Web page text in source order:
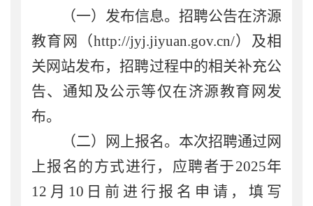
（一）发布信息。 招聘公告在济源
教育网（http://jyj.jiyuan.gov.cn/） 及相
关网站发布，招聘过程中的相关补充公
告、通知及公示等仅在济源教育网发
布。
（二）网上报名。 本次招聘通过网
上报名的方式进行，应聘者于2025年
12 月 10 日前进行报名申请，填写